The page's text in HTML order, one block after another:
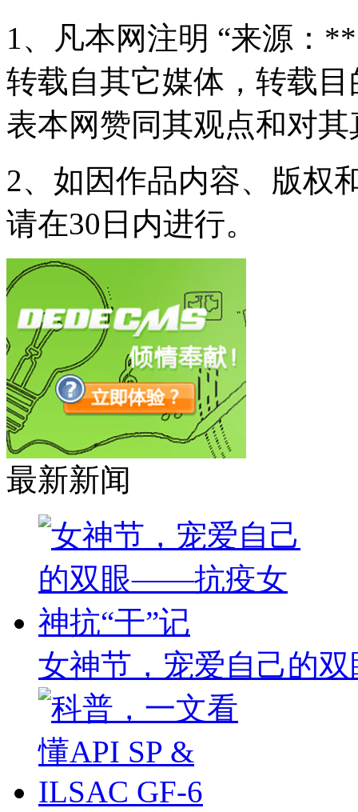
1、凡本网注明 “来源：
转载自其它媒体，转载
表本网赞同其观点和对
2、如因作品内容、版权
请在30日内进行。
最新新闻
女神节，宠爱自己的